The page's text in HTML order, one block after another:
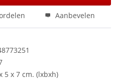
Aanbevelen
5 x 7 cm. (lxbxh)